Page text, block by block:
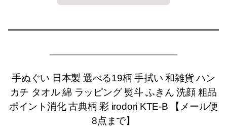
手ぬぐい 日本製 選べる19柄 手拭い 和雑貨 ハン
カチ タオル 綿 ラッピング 熨斗 ふきん 洗顔 粗品
ポイント消化 古典柄 彩 irodori KTE-B 【メール便
8点まで】